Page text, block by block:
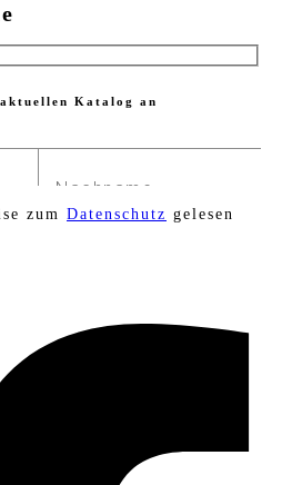
Katalog an
zum Datenschutz gelesen